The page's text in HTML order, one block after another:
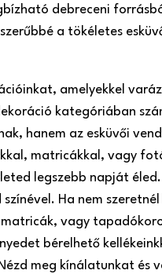
debreceni
a tökéletes
amelyekkel
kategóriában
hanem az esküvői
matricákkal, vagy
legszebb napját
Ha nem
vagy
bérelhető
meg kínálatunkat és